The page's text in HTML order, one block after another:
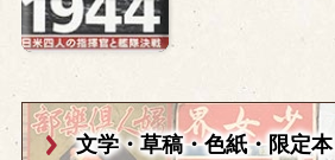
文学・草稿・色紙・限定本